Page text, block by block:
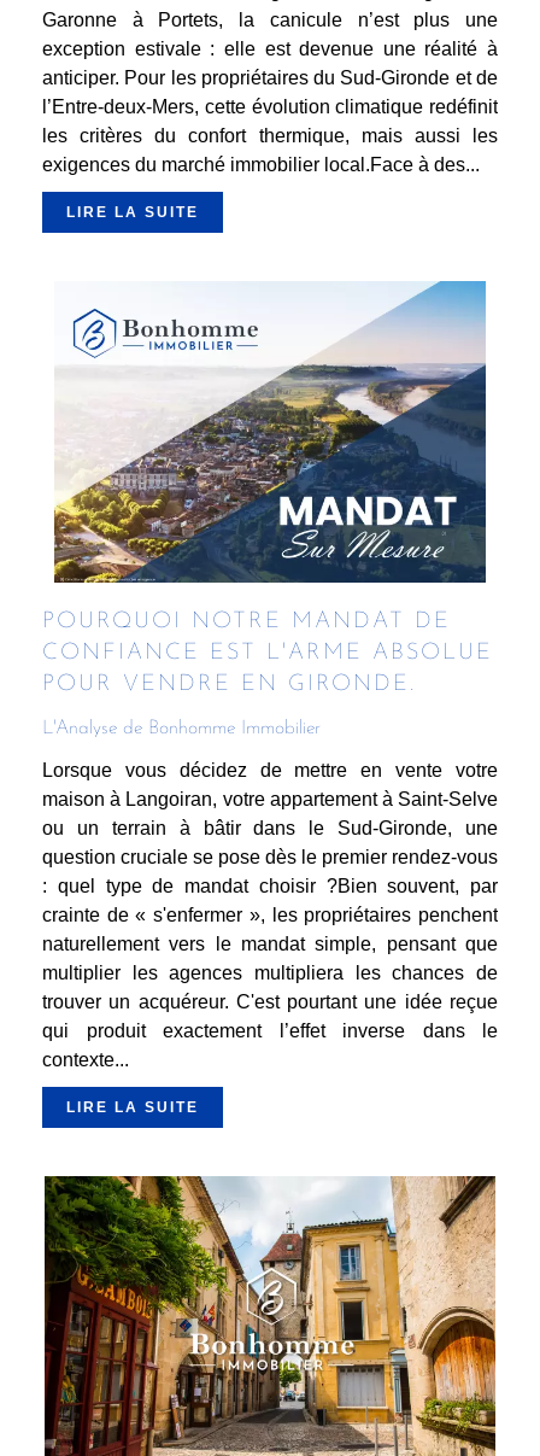
Garonne à Portets, la canicule n’est plus une
exception estivale : elle est devenue une réalité à
anticiper. Pour les propriétaires du Sud-Gironde et de
l’Entre-deux-Mers, cette évolution climatique redéfinit
les critères du confort thermique, mais aussi les
exigences du marché immobilier local.Face à des...
LIRE LA SUITE
POURQUOI NOTRE MANDAT DE
CONFIANCE EST L'ARME ABSOLUE
POUR VENDRE EN GIRONDE.
L'Analyse de Bonhomme Immobilier
Lorsque vous décidez de mettre en vente votre
maison à Langoiran, votre appartement à Saint-Selve
ou un terrain à bâtir dans le Sud-Gironde, une
question cruciale se pose dès le premier rendez-vous
: quel type de mandat choisir ?Bien souvent, par
crainte de « s'enfermer », les propriétaires penchent
naturellement vers le mandat simple, pensant que
multiplier les agences multipliera les chances de
trouver un acquéreur. C'est pourtant une idée reçue
qui produit exactement l’effet inverse dans le
contexte...
LIRE LA SUITE